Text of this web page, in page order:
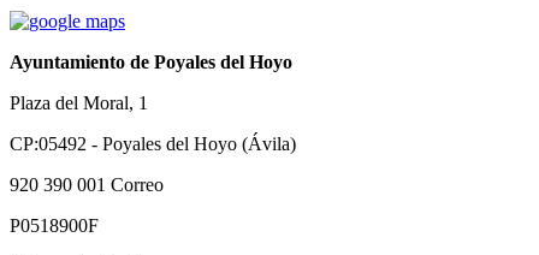
Ayuntamiento de Poyales del Hoyo
Plaza del Moral, 1
CP:05492 - Poyales del Hoyo (Ávila)
920 390 001 Correo
P0518900F